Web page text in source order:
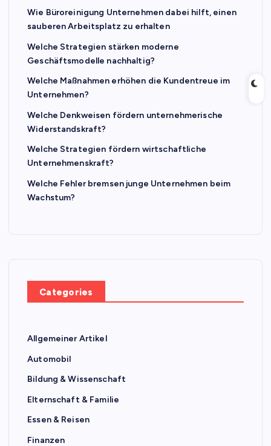
Wie Büroreinigung Unternehmen dabei hilft, einen
sauberen Arbeitsplatz zu erhalten
Welche Strategien stärken moderne
Geschäftsmodelle nachhaltig?
Welche Maßnahmen erhöhen die Kundentreue im
Unternehmen?
Welche Denkweisen fördern unternehmerische
Widerstandskraft?
Welche Strategien fördern wirtschaftliche
Unternehmenskraft?
Welche Fehler bremsen junge Unternehmen beim
Wachstum?
Categories
Allgemeiner Artikel
Automobil
Bildung & Wissenschaft
Elternschaft & Familie
Essen & Reisen
Finanzen